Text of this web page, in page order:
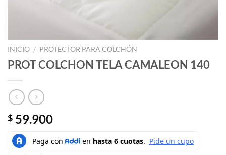
INICIO / PROTECTOR PARA COLCHÓN
PROT COLCHON TELA CAMALEON 140
$ 59.900